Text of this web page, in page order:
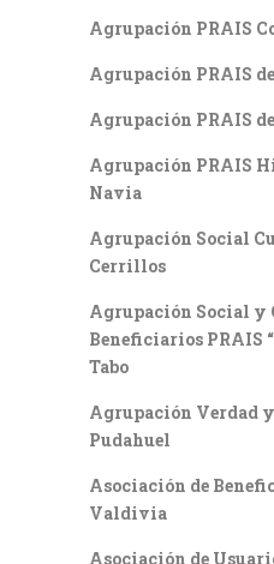
Agrupación PRAIS
Agrupación PRAIS
Agrupación PRAIS
Agrupación PRAIS
Navia
Agrupación Social
Cerrillos
Agrupación Social y
Beneficiarios PRAIS
Tabo
Agrupación Verdad
Pudahuel
Asociación de
Valdivia
Asociación de